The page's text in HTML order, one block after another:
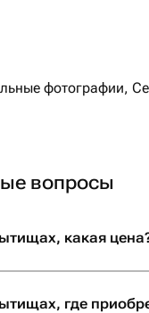
фотографии,
вопросы
какая
где